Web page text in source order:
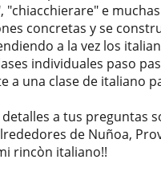
e
concretas y se
a la vez los
individuales paso
a una clase de italiano
a tus preguntas
de Nuñoa,
rincòn italiano!!